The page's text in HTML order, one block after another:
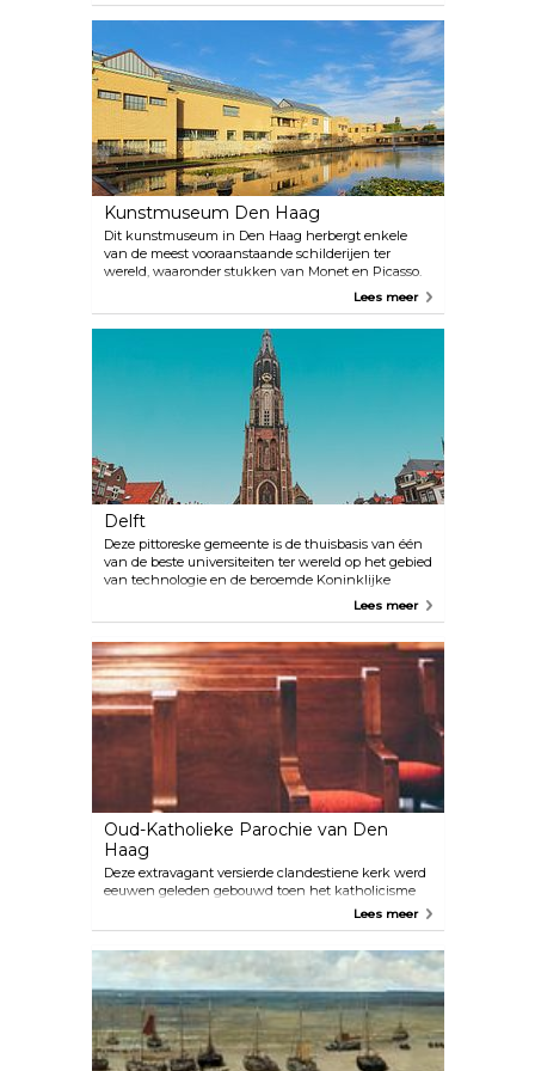
gasten hun eigen groenten en fruit plukken terwijl
ze de boerderijdieren bewonderen die op het
landgoed verblijven, of aanschuiven om te
genieten van de verse biologische producten waar
het etablissement bekend om staat.
Kunstmuseum Den Haag
Dit kunstmuseum in Den Haag herbergt enkele
van de meest vooraanstaande schilderijen ter
wereld, waaronder stukken van Monet en Picasso.
De Nederlandse abstracte schilder Piet Mondriaan
met meer dan 300 van zijn schilderijen die daar
worden tentoongesteld. Een wandeling door de
zalen van dit opmerkelijke Art Deco-gebouw is een
oogverblindende ervaring. De architectuur uit het
begin van de 20e eeuw, ontworpen door H.P.
Berlage, bestaande uit kleurrijk metselwerk,
marmeren vloeren en decoratieve koperen
afwerkingen, wordt beschouwd als zijn
meesterwerk. Het museum is open voor het publiek
en je kunt de wachtrijen overslaan door van
tevoren te boeken op hun website.
Lees meer
Delft
Deze pittoreske gemeente is de thuisbasis van één
van de beste universiteiten ter wereld op het gebied
van technologie en de beroemde Koninklijke
Delftse pottenbakkerij. Het ligt net buiten Den
stad die pionierde op het gebied van microbiologie
en blauw aardewerk tijdens zijn beginjaren tijdens
de Vermeer-wandeling. Of je kunt een van de
rondleidingen boeken, zoals Ontdek Delft of Verken
Delft, die je op zowel leuke als informatieve
manieren door de geschiedenis van het gebied
Lees meer
Oud-Katholieke Parochie van Den
Haag
Deze extravagant versierde clandestiene kerk werd
eeuwen geleden gebouwd toen het katholicisme
als een misdaad werd beschouwd. Het ligt
verborgen achter een bescheiden voordeur in het
zou zich nooit kunnen voorstellen dat in één van
de typische rijtjeshuizen de enorme parochie van
Sint Jacobus en Augustinus ligt, waar katholieken
vroeger in het geheim hun geloof beoefenden.
Niemand weet precies wie de kerk heeft gebouwd,
maar het prachtige barokke pleisterwerk lijkt erop
Lees meer